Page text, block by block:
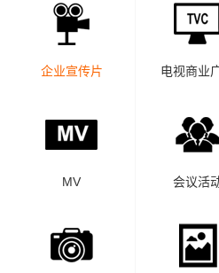
企业宣传片 电视商业
MV 会议活